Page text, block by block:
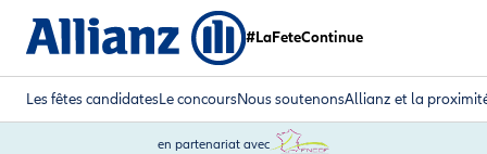
#LaFeteContinue
Les fêtes candidatesLe concoursNous soutenonsAllianz et la
en partenariat avec